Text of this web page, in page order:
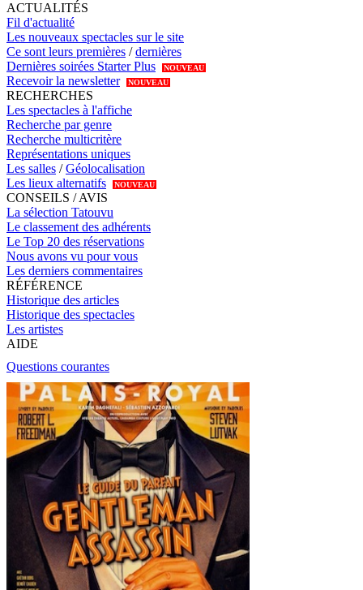
ACTUALITÉS
Fil d'actualité
Les nouveaux spectacles sur le site
Ce sont leurs premières /dernières
Dernières soirées Starter Plus
NOUVEAU
Recevoir la newsletter NOUVEAU
RECHERCHES
Les spectacles à l'affiche
Recherche par genre
Recherche multicritère
Représentations uniques
Les salles /Géolocalisation
Les lieux alternatifs
NOUVEAU
CONSEILS / AVIS
La sélection Tatouvu
Le classement des adhérents
Le Top 20 des réservations
Nous avons vu pour vous
Les derniers commentaires
RÉFÉRENCE
Historique des articles
Historique des spectacles
Les artistes
AIDE
Questions courantes